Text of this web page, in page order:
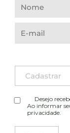
Desejo
Ao informar
privacidade.